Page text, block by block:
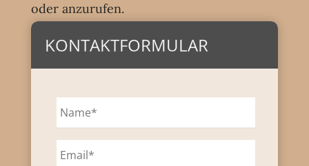
oder anzurufen.
KONTAKTFORMULAR